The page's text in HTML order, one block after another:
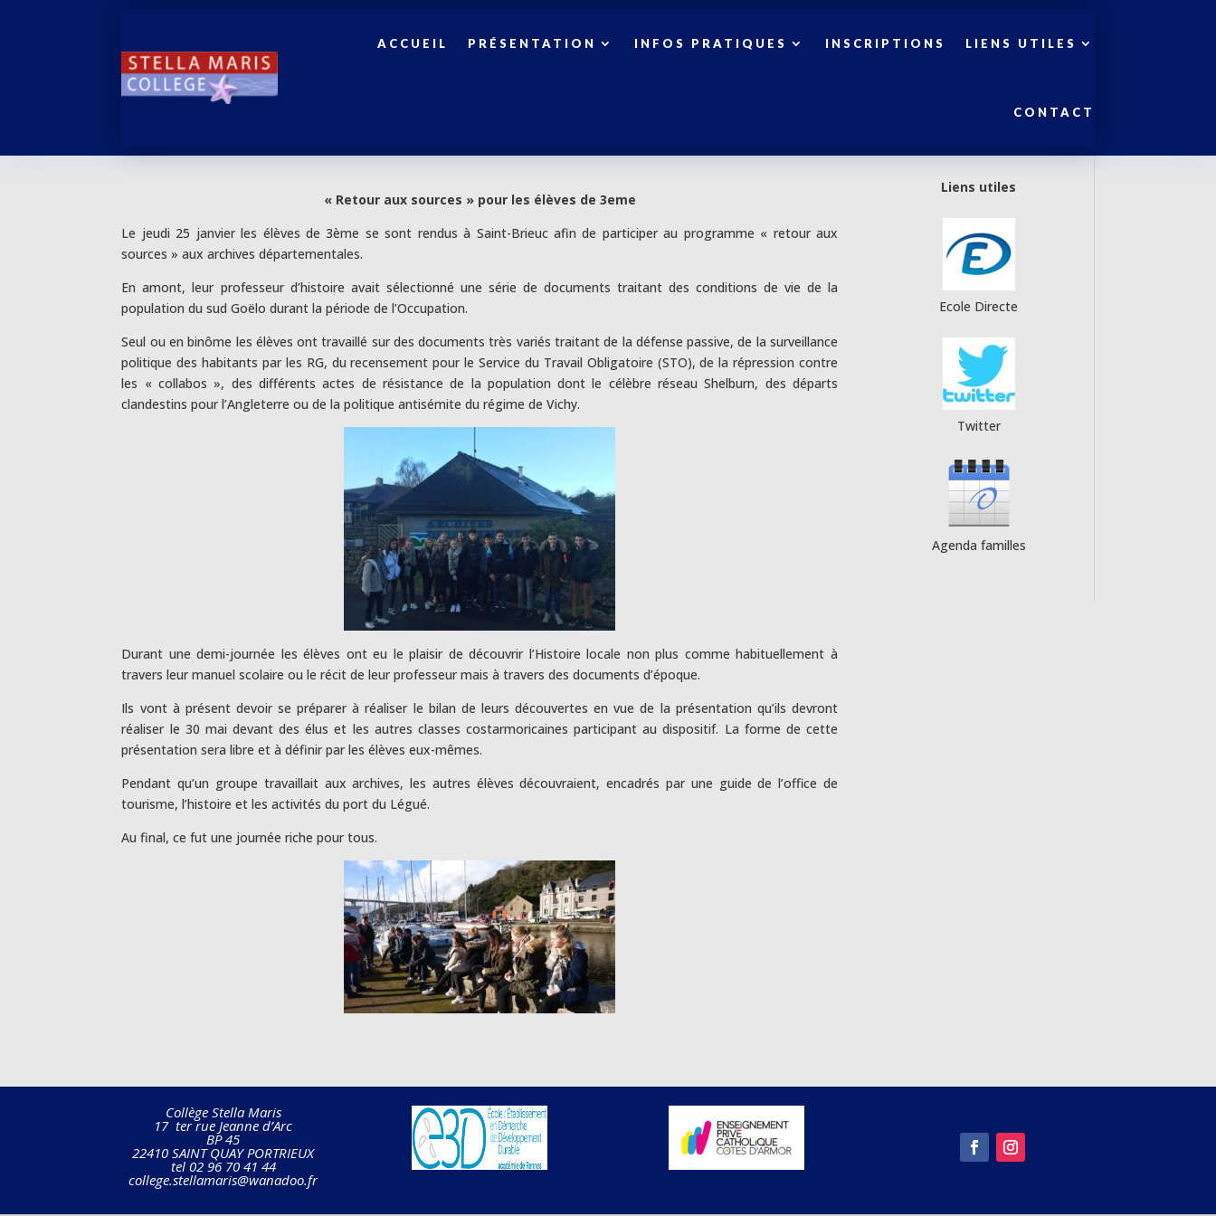
ACCUEIL PRÉSENTATION INFOS PRATIQUES INSCRIPTIONS LIENS UTILES
CONTACT
« Retour aux sources » pour les élèves de 3eme
Le jeudi 25 janvier les élèves de 3ème se sont rendus à Saint-Brieuc afin de participer au programme « retour aux
sources » aux archives départementales.
En amont, leur professeur d’histoire avait sélectionné une série de documents traitant des conditions de vie de la
population du sud Goëlo durant la période de l’Occupation.
Seul ou en binôme les élèves ont travaillé sur des documents très variés traitant de la défense passive, de la surveillance
politique des habitants par les RG, du recensement pour le Service du Travail Obligatoire (STO), de la répression contre
les « collabos », des différents actes de résistance de la population dont le célèbre réseau Shelburn, des départs
clandestins pour l’Angleterre ou de la politique antisémite du régime de Vichy.
Durant une demi-journée les élèves ont eu le plaisir de découvrir l’Histoire locale non plus comme habituellement à
travers leur manuel scolaire ou le récit de leur professeur mais à travers des documents d’époque.
Ils vont à présent devoir se préparer à réaliser le bilan de leurs découvertes en vue de la présentation qu’ils devront
réaliser le 30 mai devant des élus et les autres classes costarmoricaines participant au dispositif. La forme de cette
présentation sera libre et à définir par les élèves eux-mêmes.
Pendant qu’un groupe travaillait aux archives, les autres élèves découvraient, encadrés par une guide de l’office de
tourisme, l’histoire et les activités du port du Légué.
Au final, ce fut une journée riche pour tous.
Liens utiles
Ecole Directe
Twitter
Agenda familles
Collège Stella Maris
17 ter rue Jeanne d’Arc
BP 45
22410 SAINT QUAY PORTRIEUX
tel 02 96 70 41 44
college.stellamaris@wanadoo.fr